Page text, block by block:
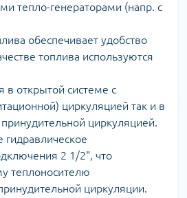
тепло-генераторами (напр. с
обеспечивает удобство
топлива используются
в открытой системе с
циркуляцией так и в
циркуляцией.
2 1/2", что
теплоносителю
циркуляции.